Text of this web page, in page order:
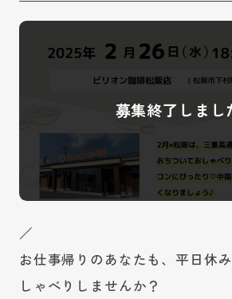
／
お仕事帰りのあなたも、平日休
しゃべりしませんか？